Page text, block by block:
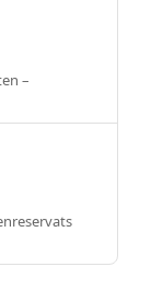
–